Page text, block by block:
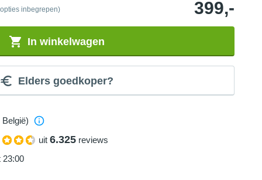
inbegrepen) 399,-
In winkelwagen
Elders goedkoper?
uit 6.325 reviews
23:00